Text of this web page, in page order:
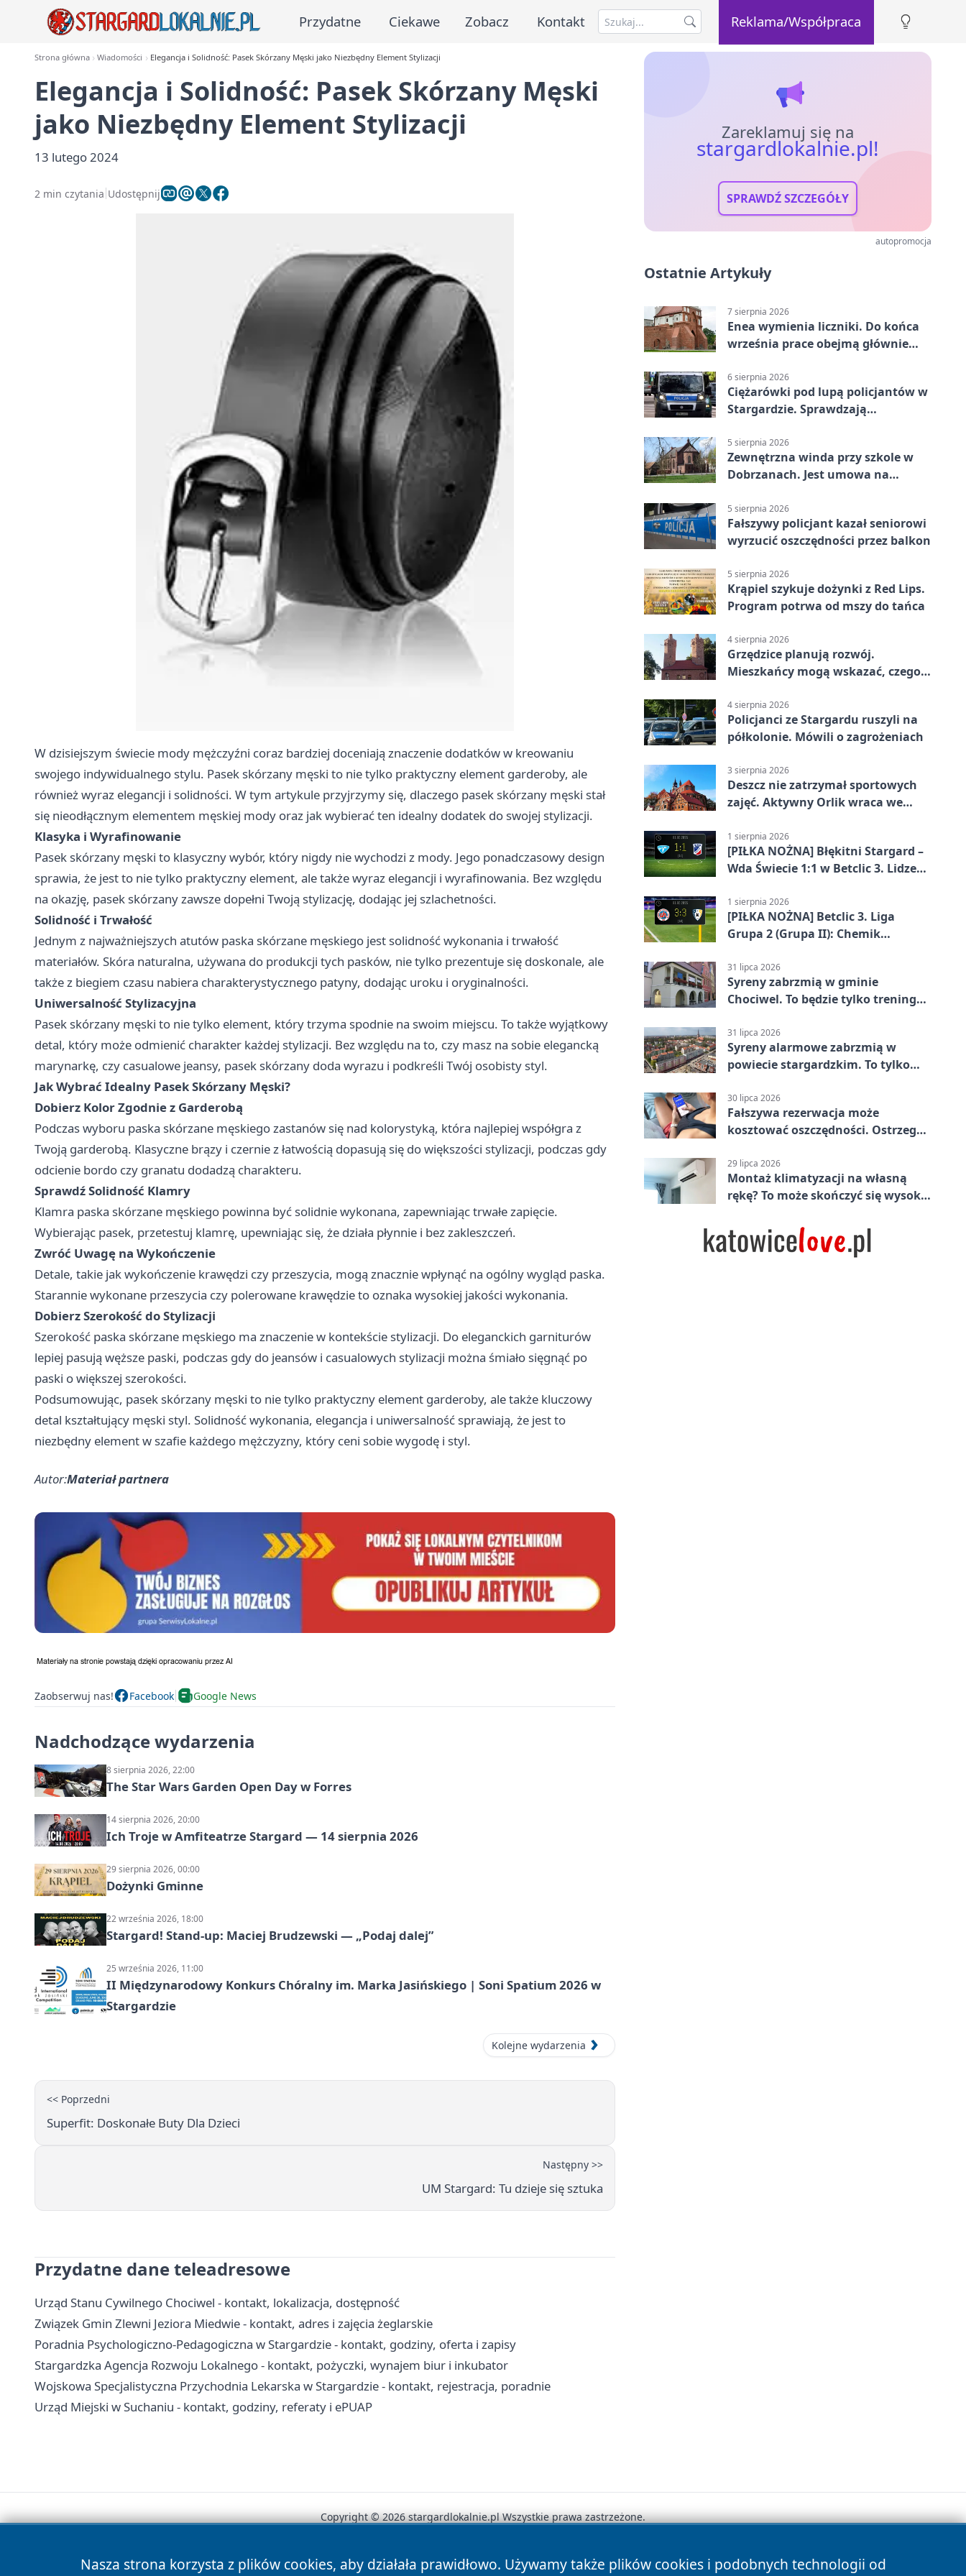
Przydatne Ciekawe Zobacz Kontakt Reklama/Współpraca
Strona główna Wiadomości Elegancja i Solidność: Pasek Skórzany Męski jako Niezbędny Element Stylizacji
Elegancja i Solidność: Pasek Skórzany Męski
jako Niezbędny Element Stylizacji
13 lutego 2024
2 min czytania Udostępnij
W dzisiejszym świecie mody mężczyźni coraz bardziej doceniają znaczenie dodatków w kreowaniu
swojego indywidualnego stylu. Pasek skórzany męski to nie tylko praktyczny element garderoby, ale
również wyraz elegancji i solidności. W tym artykule przyjrzymy się, dlaczego pasek skórzany męski stał
się nieodłącznym elementem męskiej mody oraz jak wybierać ten idealny dodatek do swojej stylizacji.
Klasyka i Wyrafinowanie
Pasek skórzany męski to klasyczny wybór, który nigdy nie wychodzi z mody. Jego ponadczasowy design
sprawia, że jest to nie tylko praktyczny element, ale także wyraz elegancji i wyrafinowania. Bez względu
na okazję, pasek skórzany zawsze dopełni Twoją stylizację, dodając jej szlachetności.
Solidność i Trwałość
Jednym z najważniejszych atutów paska skórzane męskiego jest solidność wykonania i trwałość
materiałów. Skóra naturalna, używana do produkcji tych pasków, nie tylko prezentuje się doskonale, ale
także z biegiem czasu nabiera charakterystycznego patyny, dodając uroku i oryginalności.
Uniwersalność Stylizacyjna
Pasek skórzany męski to nie tylko element, który trzyma spodnie na swoim miejscu. To także wyjątkowy
detal, który może odmienić charakter każdej stylizacji. Bez względu na to, czy masz na sobie elegancką
marynarkę, czy casualowe jeansy, pasek skórzany doda wyrazu i podkreśli Twój osobisty styl.
Jak Wybrać Idealny Pasek Skórzany Męski?
Dobierz Kolor Zgodnie z Garderobą
Podczas wyboru paska skórzane męskiego zastanów się nad kolorystyką, która najlepiej współgra z
Twoją garderobą. Klasyczne brązy i czernie z łatwością dopasują się do większości stylizacji, podczas gdy
odcienie bordo czy granatu dodadzą charakteru.
Sprawdź Solidność Klamry
Klamra paska skórzane męskiego powinna być solidnie wykonana, zapewniając trwałe zapięcie.
Wybierając pasek, przetestuj klamrę, upewniając się, że działa płynnie i bez zakleszczeń.
Zwróć Uwagę na Wykończenie
Detale, takie jak wykończenie krawędzi czy przeszycia, mogą znacznie wpłynąć na ogólny wygląd paska.
Starannie wykonane przeszycia czy polerowane krawędzie to oznaka wysokiej jakości wykonania.
Dobierz Szerokość do Stylizacji
Szerokość paska skórzane męskiego ma znaczenie w kontekście stylizacji. Do eleganckich garniturów
lepiej pasują węższe paski, podczas gdy do jeansów i casualowych stylizacji można śmiało sięgnąć po
paski o większej szerokości.
Podsumowując, pasek skórzany męski to nie tylko praktyczny element garderoby, ale także kluczowy
detal kształtujący męski styl. Solidność wykonania, elegancja i uniwersalność sprawiają, że jest to
niezbędny element w szafie każdego mężczyzny, który ceni sobie wygodę i styl.
Autor:Materiał partnera
Zaobserwuj nas! Facebook Google News
Nadchodzące wydarzenia
8 sierpnia 2026, 22:00
The Star Wars Garden Open Day w Forres
14 sierpnia 2026, 20:00
Ich Troje w Amfiteatrze Stargard — 14 sierpnia 2026
29 sierpnia 2026, 00:00
Dożynki Gminne
22 września 2026, 18:00
Stargard! Stand-up: Maciej Brudzewski — „Podaj dalej”
25 września 2026, 11:00
II Międzynarodowy Konkurs Chóralny im. Marka Jasińskiego | Soni Spatium 2026 w
Stargardzie
Kolejne wydarzenia
<< Poprzedni
Superfit: Doskonałe Buty Dla Dzieci
Następny >>
UM Stargard: Tu dzieje się sztuka
Przydatne dane teleadresowe
Urząd Stanu Cywilnego Chociwel - kontakt, lokalizacja, dostępność
Związek Gmin Zlewni Jeziora Miedwie - kontakt, adres i zajęcia żeglarskie
Poradnia Psychologiczno-Pedagogiczna w Stargardzie - kontakt, godziny, oferta i zapisy
Stargardzka Agencja Rozwoju Lokalnego - kontakt, pożyczki, wynajem biur i inkubator
Wojskowa Specjalistyczna Przychodnia Lekarska w Stargardzie - kontakt, rejestracja, poradnie
Urząd Miejski w Suchaniu - kontakt, godziny, referaty i ePUAP
Zareklamuj się na
stargardlokalnie.pl!
SPRAWDŹ SZCZEGÓŁY
autopromocja
Ostatnie Artykuły
7 sierpnia 2026
Enea wymienia liczniki. Do końca
września prace obejmą głównie
6 sierpnia 2026
Ciężarówki pod lupą policjantów w
Stargardzie. Sprawdzają
5 sierpnia 2026
Zewnętrzna winda przy szkole w
Dobrzanach. Jest umowa na
5 sierpnia 2026
Fałszywy policjant kazał seniorowi
wyrzucić oszczędności przez balkon
5 sierpnia 2026
Krąpiel szykuje dożynki z Red Lips.
Program potrwa od mszy do tańca
4 sierpnia 2026
Grzędzice planują rozwój.
Mieszkańcy mogą wskazać, czego
4 sierpnia 2026
Policjanci ze Stargardu ruszyli na
półkolonie. Mówili o zagrożeniach
3 sierpnia 2026
Deszcz nie zatrzymał sportowych
zajęć. Aktywny Orlik wraca we
1 sierpnia 2026
[PIŁKA NOŻNA] Błękitni Stargard –
Wda Świecie 1:1 w Betclic 3. Lidze
1 sierpnia 2026
[PIŁKA NOŻNA] Betclic 3. Liga
Grupa 2 (Grupa II): Chemik
Stargard 3:3
31 lipca 2026
Syreny zabrzmią w gminie
Chociwel. To będzie tylko trening
31 lipca 2026
Syreny alarmowe zabrzmią w
powiecie stargardzkim. To tylko
30 lipca 2026
Fałszywa rezerwacja może
kosztować oszczędności. Ostrzega
29 lipca 2026
Montaż klimatyzacji na własną
rękę? To może skończyć się wysoką
Nasza strona korzysta z plików cookies, aby działała prawidłowo. Używamy także plików cookies i podobnych technologii od
Copyright © 2026 stargardlokalnie.pl Wszystkie prawa zastrzeżone.
News Autorzy Polityka Prywatności Polityka Cookies